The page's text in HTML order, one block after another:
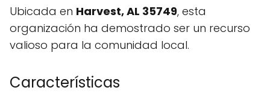
Ubicada en Harvest, AL 35749, esta
organización ha demostrado ser un recurso
valioso para la comunidad local.
Características